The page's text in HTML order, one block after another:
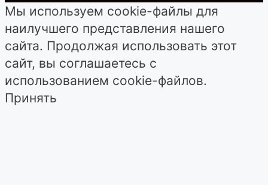
Мы используем cookie-файлы для
наилучшего представления нашего
сайта. Продолжая использовать этот
сайт, вы соглашаетесь с
использованием cookie-файлов.
Принять